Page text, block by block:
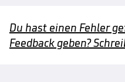
Du hast einen Fehler
Feedback geben?